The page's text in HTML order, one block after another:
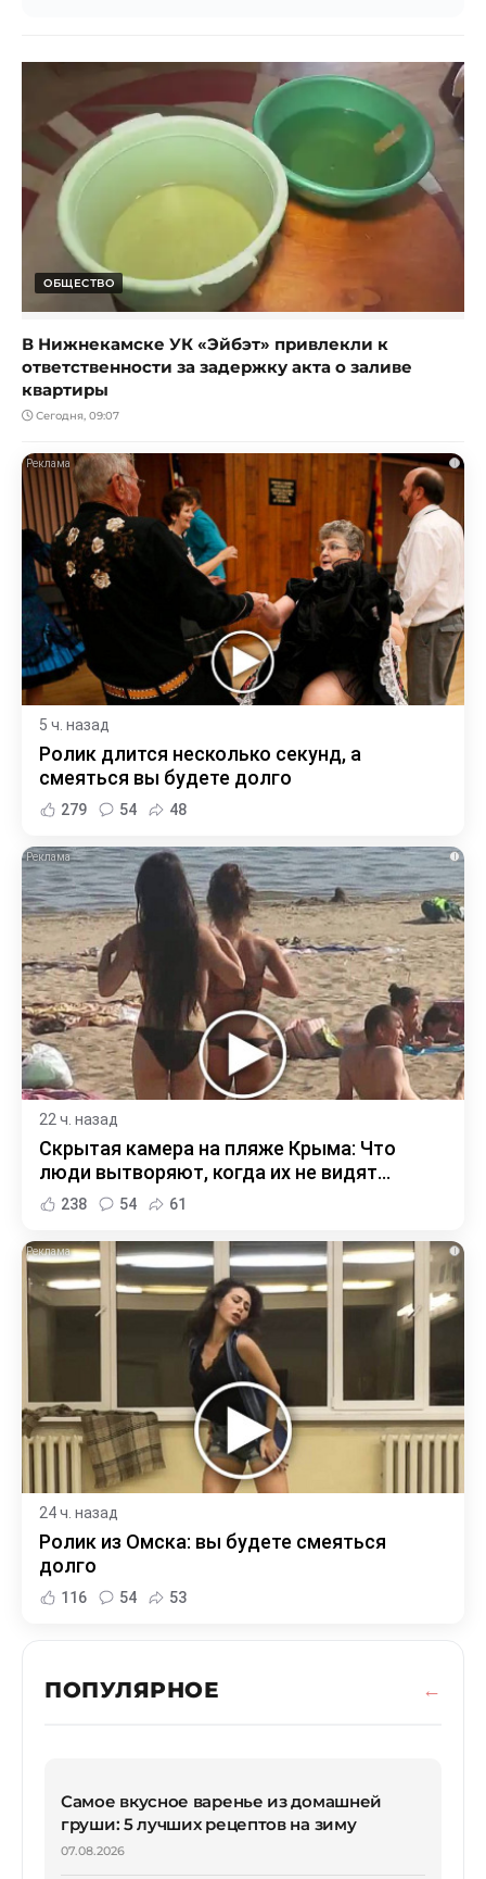
ОБЩЕСТВО
В Нижнекамске УК «Эйбэт» привлекли к
ответственности за задержку акта о заливе
квартиры
Сегодня, 09:07
i
5 ч. назад
Ролик длится несколько секунд, а
смеяться вы будете долго
279 54 48
i
22 ч. назад
Скрытая камера на пляже Крыма: Что
люди вытворяют, когда их не видят...
238 54 61
i
24 ч. назад
Ролик из Омска: вы будете смеяться
долго
116 54 53
ПОПУЛЯРНОЕ
Самое вкусное варенье из домашней
груши: 5 лучших рецептов на зиму
07.08.2026